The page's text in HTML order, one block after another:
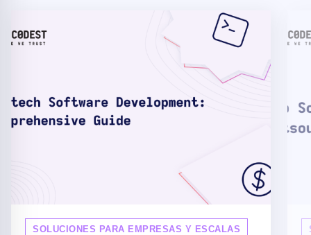
SOLUCIONES PARA EMPRESAS Y ESCALAS